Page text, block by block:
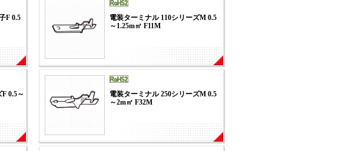
F 0.5
電装ターミナル 110シリーズM 0.5
～1.25m㎡ F11M
0.5～
電装ターミナル 250シリーズM 0.5
～2m㎡ F32M